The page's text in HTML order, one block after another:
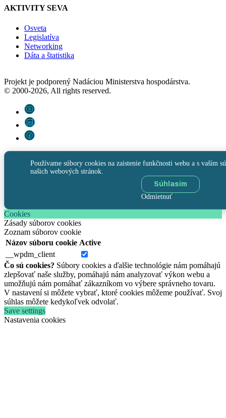
AKTIVITY SEVA
Osveta
Legislatíva
Networking
Dáta a štatistika
Projekt je podporený Nadáciou Ministerstva hospodárstva.
© 2000-2026, All rights reserved.
Používame súbory cookies na zaistenie funkčnosti webu a s vaším
našich webových stránok.
Súhlasím
Odmietnuť
Cookies
Zásady súborov cookies
Zoznam súborov cookie
Názov súboru cookie Active
__wpdm_client
Čo sú cookies? Súbory cookies a ďalšie technológie nám pomáhajú
zlepšovať naše služby, pomáhajú nám analyzovať výkon webu a
umožňujú nám pomáhať zákazníkom vo výbere správneho tovaru.
V nastavení si môžete vybrať, ktoré cookies môžeme používať. Svoj
súhlas môžete kedykoľvek odvolať.
Save settings
Nastavenia cookies